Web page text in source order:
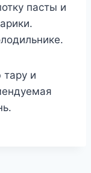
пасты и
и